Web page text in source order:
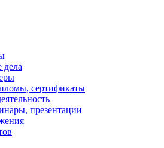
сертификаты
презентации